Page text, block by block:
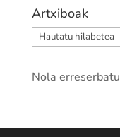
Artxiboak
Artxiboak
Nola erreserbatu